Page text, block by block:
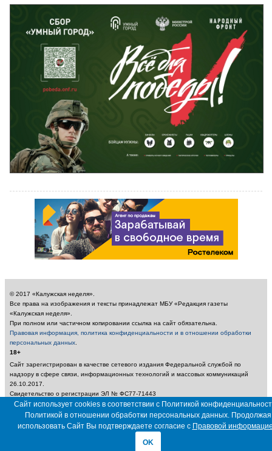
© 2017 «Калужская неделя».
Все права на изображения и тексты принадлежат МБУ «Редакция газеты
«Калужская неделя».
При полном или частичном копировании ссылка на сайт обязательна.
Правовая информация, политика конфиденциальности и в отношении обработки
персональных данных
18+
Сайт зарегистрирован в качестве сетевого издания Федеральной службой по
надзору в сфере связи, информационных технологий и массовых коммуникаций
26.10.2017.
Свидетельство о регистрации ЭЛ № ФС77-71443
Учредитель: Муниципальное бюджетное учреждение «Редакция газеты «Калужская
неделя»
Главный редактор: Амбарцумян А. Ю. / Электронный адрес редакции:
nedelya_kaluga@adm.kaluga.ru / Телефон редакции: 400-424
Сайт использует cookies в соответствии с Политикой
Политикой в отношении обработки персональных данных. Продолжая
использовать Сайт Вы подтверждаете согласие с Правовой
OK